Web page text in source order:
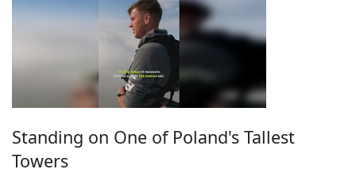
Standing on One of Poland's Tallest
Towers